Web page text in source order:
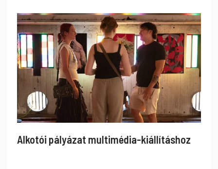
Alkotói pályázat multimédia-kiállításhoz